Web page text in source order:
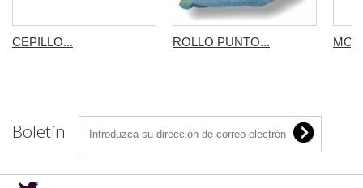
CEPILLO... ROLLO PUNTO...
Boletín